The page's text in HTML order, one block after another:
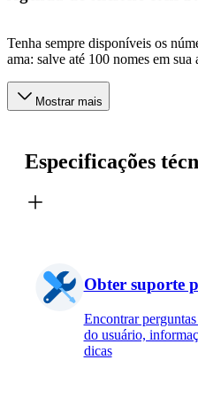
Tenha sempre disponíveis os
ama: salve até 100 nomes em sua
Mostrar mais
Especificações
Obter suporte
Encontrar
do usuário,
dicas